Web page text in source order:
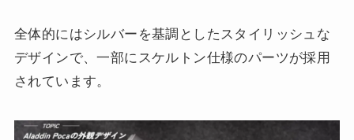
全体的にはシルバーを基調としたスタイリッシュな
デザインで、一部にスケルトン仕様のパーツが採用
されています。